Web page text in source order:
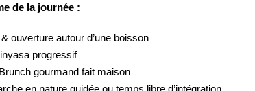
de la journée :
ouverture autour d’une boisson
progressif
gourmand fait maison
en nature guidée ou temps libre d’intégration